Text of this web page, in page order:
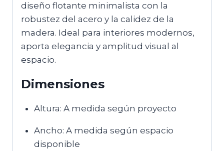
diseño flotante minimalista con la
robustez del acero y la calidez de la
madera. Ideal para interiores modernos,
aporta elegancia y amplitud visual al
espacio.
Dimensiones
Altura: A medida según proyecto
Ancho: A medida según espacio
disponible